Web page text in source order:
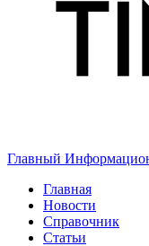
Главный
Главная
Новости
Справочник
Статьи